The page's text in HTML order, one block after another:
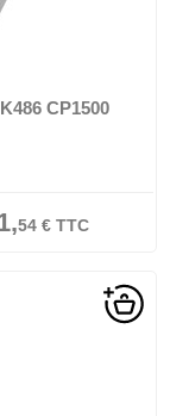
CP1500
54€TTC